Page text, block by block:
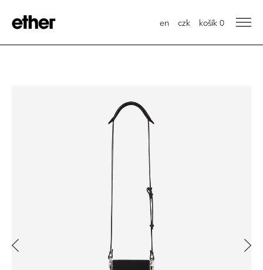
en czk košík 0
Previous